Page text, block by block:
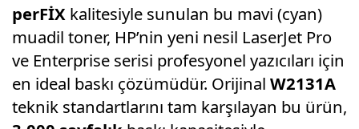
perFİX kalitesiyle sunulan bu mavi (cyan)
muadil toner, HP’nin yeni nesil LaserJet Pro
ve Enterprise serisi profesyonel yazıcıları için
en ideal baskı çözümüdür. Orijinal W2131A
teknik standartlarını tam karşılayan bu ürün,